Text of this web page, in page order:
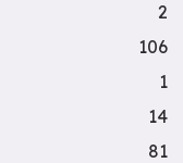
2
106
1
14
81